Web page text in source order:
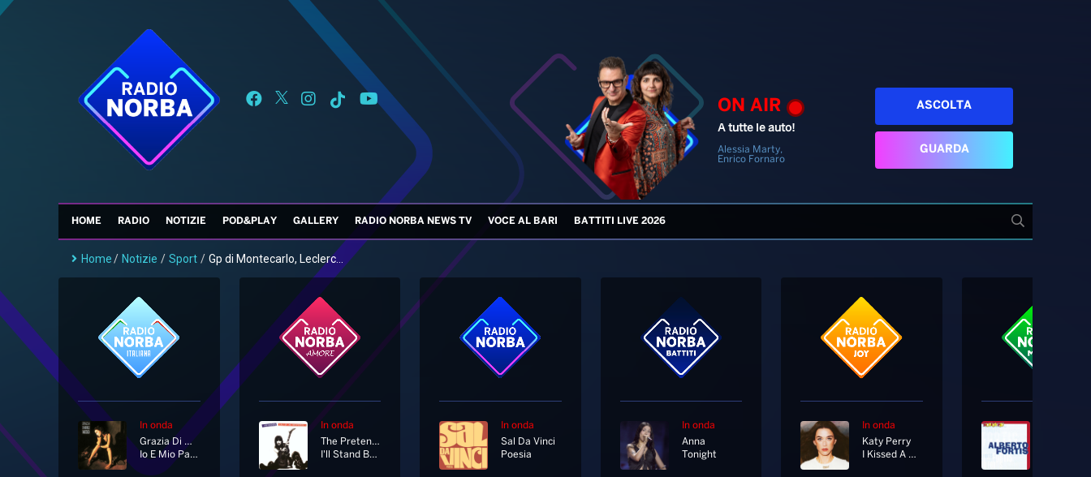
ON AIR
A tutte le auto!
Alessia Marty,
Enrico Fornaro
ASCOLTA
GUARDA
HOME RADIO NOTIZIE POD&PLAY GALLERY RADIO NORBA NEWS TV VOCE AL BARI BATTITI LIVE 2026
Home/ Notizie / Sport / Gp di Montecarlo, Leclerc...
In onda
Grazia Di Michele
Io E Mio Padre
In onda
The Pretenders
I'll Stand By You
In onda
Sal Da Vinci
Poesia
In onda
Anna
Tonight
In onda
Katy Perry
I Kissed A Girl